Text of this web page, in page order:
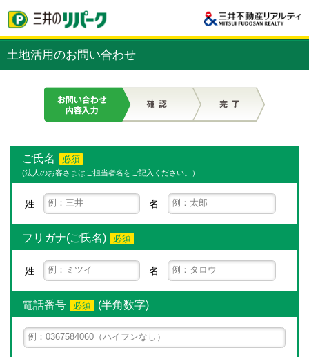
土地活用のお問い合わせ
ご氏名 必須
(法人のお客さまはご担当者名をご記入ください。）
姓 名
フリガナ(ご氏名) 必須
姓 名
電話番号 必須 (半角数字)